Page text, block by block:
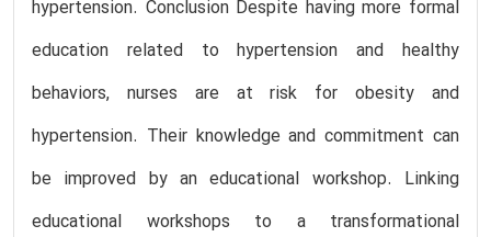
hypertension. Conclusion Despite having more formal
education related to hypertension and healthy
behaviors, nurses are at risk for obesity and
hypertension. Their knowledge and commitment can
be improved by an educational workshop. Linking
educational workshops to a transformational